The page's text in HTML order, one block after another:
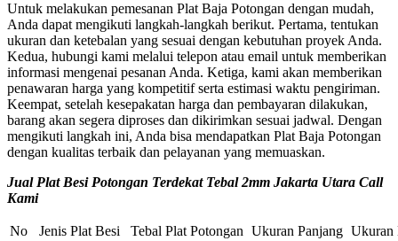
Untuk melakukan pemesanan Plat Baja Potongan dengan mudah,
Anda dapat mengikuti langkah-langkah berikut. Pertama, tentukan
ukuran dan ketebalan yang sesuai dengan kebutuhan proyek Anda.
Kedua, hubungi kami melalui telepon atau email untuk memberikan
informasi mengenai pesanan Anda. Ketiga, kami akan memberikan
penawaran harga yang kompetitif serta estimasi waktu pengiriman.
Keempat, setelah kesepakatan harga dan pembayaran dilakukan,
barang akan segera diproses dan dikirimkan sesuai jadwal. Dengan
mengikuti langkah ini, Anda bisa mendapatkan Plat Baja Potongan
dengan kualitas terbaik dan pelayanan yang memuaskan.
Jual Plat Besi Potongan Terdekat Tebal 2mm Jakarta Utara Call
Kami
No Jenis Plat Besi Tebal Plat Potongan Ukuran Panjang Ukuran